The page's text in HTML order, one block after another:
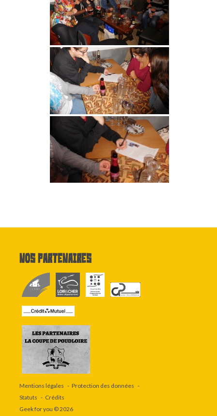
Nos partenaires
Mentions légales
Protection des données
Statuts
Crédits
Geek for you © 2026